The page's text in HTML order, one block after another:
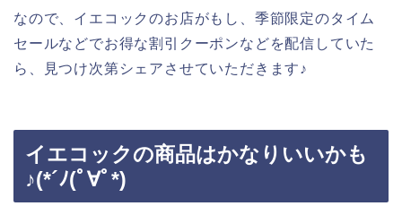
なので、イエコックのお店がもし、季節限定のタイム
セールなどでお得な割引クーポンなどを配信していた
ら、見つけ次第シェアさせていただきます♪
イエコックの商品はかなりいいかも
♪(*´ﾉ(ﾟ∀ﾟ*)